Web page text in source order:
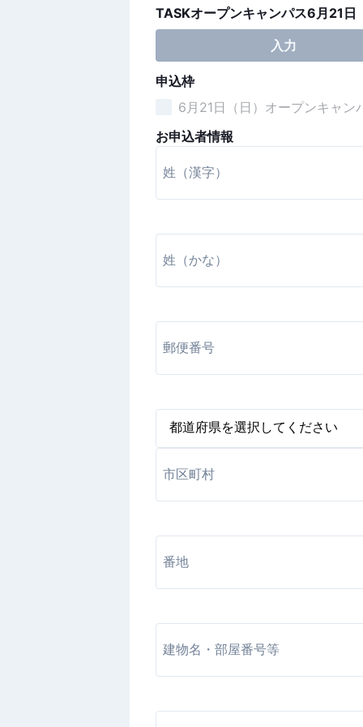
TASKオープンキャンパス6月21日
入力
申込枠
6月21日（日）オープンキャン
お申込者情報